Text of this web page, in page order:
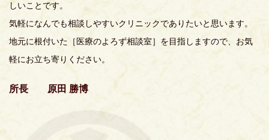
しいことです。
気軽になんでも相談しやすいクリニックでありたいと思います。
地元に根付いた［医療のよろず相談室］を目指しますので、お気
軽にお立ち寄りください。
所長 原田 勝博